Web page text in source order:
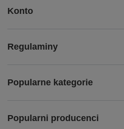
Konto
Regulaminy
Popularne kategorie
Popularni producenci